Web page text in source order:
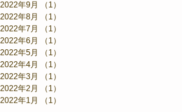
2022年9月
（1）
2022年8月
（1）
2022年7月
（1）
2022年6月
（1）
2022年5月
（1）
2022年4月
（1）
2022年3月
（1）
2022年2月
（1）
2022年1月
（1）